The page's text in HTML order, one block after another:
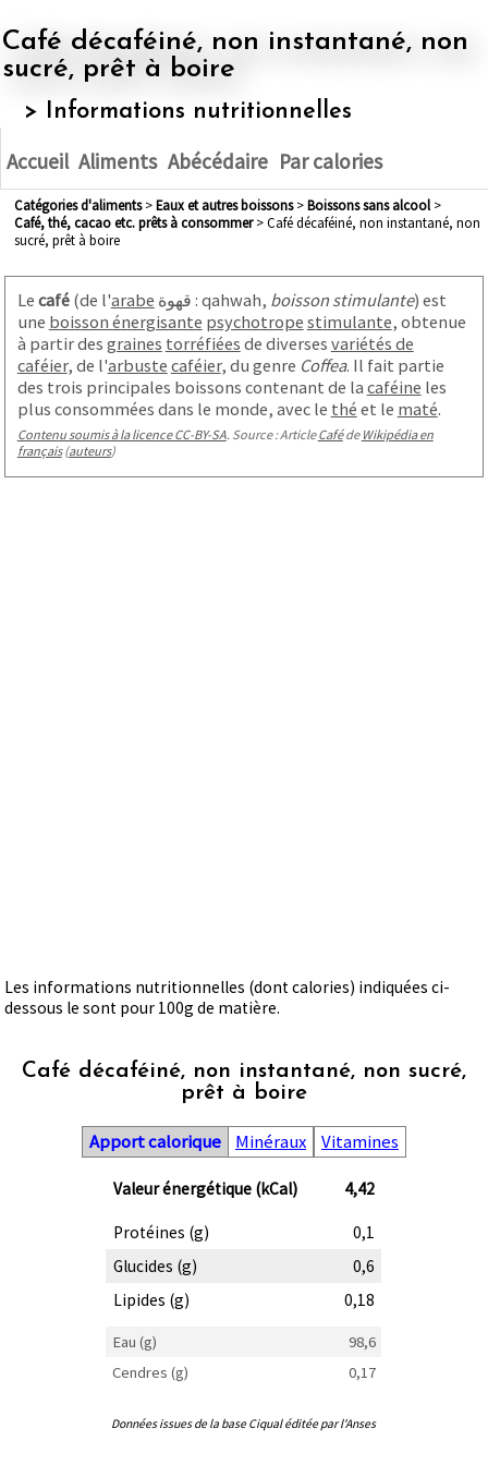
Café décaféiné, non instantané, non
sucré, prêt à boire
> Informations nutritionnelles
Accueil Aliments Abécédaire Par calories
Catégories d'aliments> eaux et autres boissons> boissons sans alcool>
café, thé, cacao etc. prêts à consommer> Café décaféiné, non instantané, non
sucré, prêt à boire
Le café(de l'arabe قهوة : qahwah, boisson stimulante) est
une boisson énergisante psychotrope stimulante, obtenue
à partir des graines torréfiées de diverses variétés de
caféier, de l'arbuste caféier, du genre Coffea. Il fait partie
des trois principales boissons contenant de la caféine les
plus consommées dans le monde, avec le thé et le maté.
Contenu soumis à la licence CC-BY-SA. Source : ArticleCaféde Wikipédia en
français(auteurs)
Les informations nutritionnelles (dont calories) indiquées ci-
dessous le sont pour 100g de matière.
Café décaféiné, non instantané, non sucré,
prêt à boire
Apport calorique Minéraux Vitamines
Valeur énergétique (kCal) 4,42
Protéines (g)
0,1
Glucides (g)
0,6
Lipides (g)
0,18
Eau (g)
98,6
Cendres (g)
0,17
Données issues de la base Ciqual éditée par l'Anses